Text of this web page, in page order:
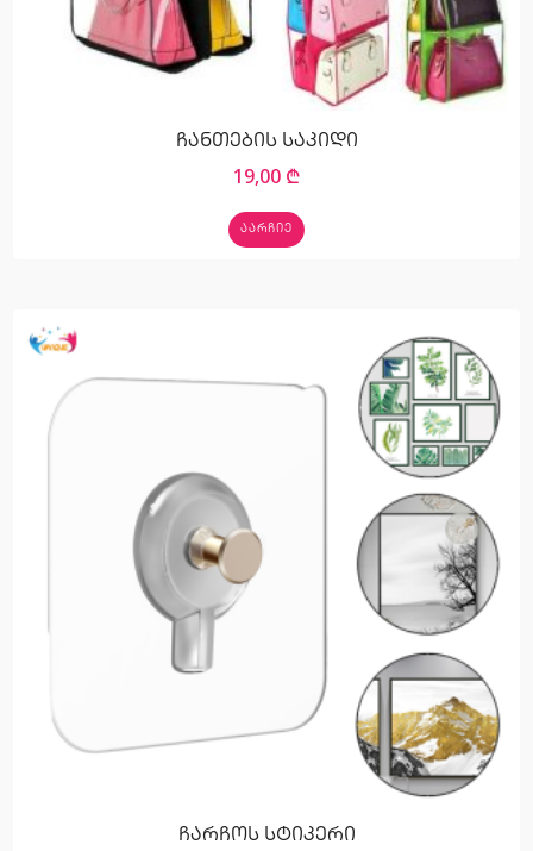
ჩანთების საკიდი
19,00 ₾
ᲐᲐᲠᲩᲘᲔ
ჩარჩოს სტიკერი